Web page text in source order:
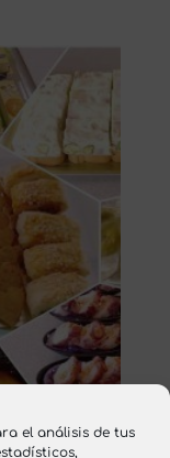
el análisis de tus